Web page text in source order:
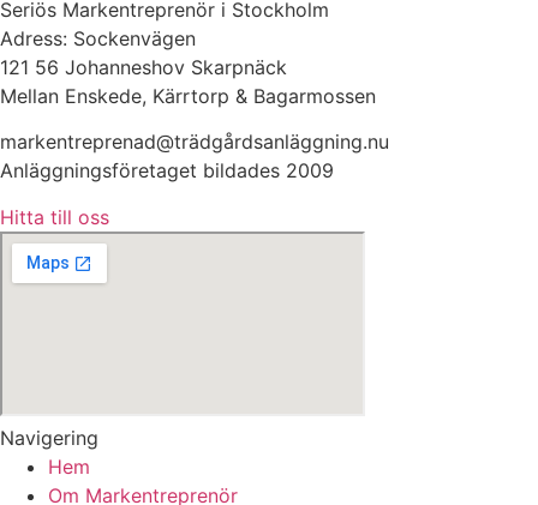
Seriös Markentreprenör i Stockholm
Adress: Sockenvägen
121 56 Johanneshov Skarpnäck
Mellan Enskede, Kärrtorp & Bagarmossen
markentreprenad@trädgårdsanläggning.nu
Anläggningsföretaget bildades 2009
Hitta till oss
Navigering
Hem
Om Markentreprenör